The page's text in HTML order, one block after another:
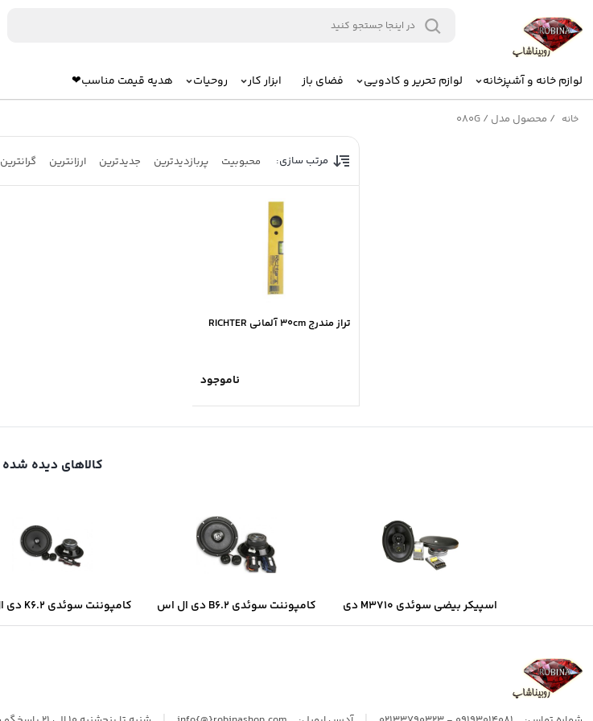
لوازم خانه و آشپزخانه لوازم تحریر و کادویی فضای باز ابزار کار روحیات هدیه قیمت مناسب❤
خانه / محصول مدل /
080G
مرتب سازی: محبوبیت پربازدیدترین جدیدترین ارزانترین گرانترین
تراز مندرج 30cm آلمانی RICHTER
ناموجود
کالاهای دیده شده
اسپیکر بیضی سوئدی M3710 دی
ال اس
کامپوننت سوئدی B6.2 دی ال اس کامپوننت سوئدی K6.2 دی ال اس